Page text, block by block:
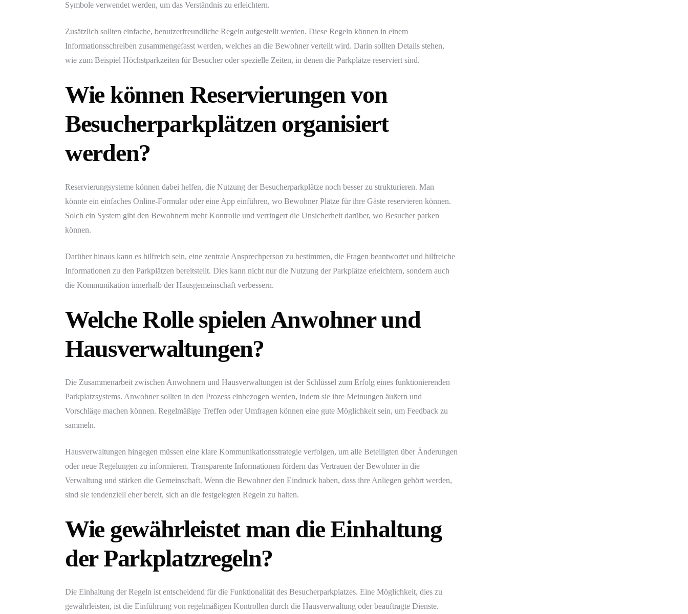
Symbole verwendet werden, um das Verständnis zu erleichtern.
Zusätzlich sollten einfache, benutzerfreundliche Regeln aufgestellt werden. Diese Regeln können in einem
Informationsschreiben zusammengefasst werden, welches an die Bewohner verteilt wird. Darin sollten Details stehen,
wie zum Beispiel Höchstparkzeiten für Besucher oder spezielle Zeiten, in denen die Parkplätze reserviert sind.
Wie können Reservierungen von
Besucherparkplätzen organisiert
werden?
Reservierungsysteme können dabei helfen, die Nutzung der Besucherparkplätze noch besser zu strukturieren. Man
könnte ein einfaches Online-Formular oder eine App einführen, wo Bewohner Plätze für ihre Gäste reservieren können.
Solch ein System gibt den Bewohnern mehr Kontrolle und verringert die Unsicherheit darüber, wo Besucher parken
können.
Darüber hinaus kann es hilfreich sein, eine zentrale Ansprechperson zu bestimmen, die Fragen beantwortet und hilfreiche
Informationen zu den Parkplätzen bereitstellt. Dies kann nicht nur die Nutzung der Parkplätze erleichtern, sondern auch
die Kommunikation innerhalb der Hausgemeinschaft verbessern.
Welche Rolle spielen Anwohner und
Hausverwaltungen?
Die Zusammenarbeit zwischen Anwohnern und Hausverwaltungen ist der Schlüssel zum Erfolg eines funktionierenden
Parkplatzsystems. Anwohner sollten in den Prozess einbezogen werden, indem sie ihre Meinungen äußern und
Vorschläge machen können. Regelmäßige Treffen oder Umfragen können eine gute Möglichkeit sein, um Feedback zu
sammeln.
Hausverwaltungen hingegen müssen eine klare Kommunikationsstrategie verfolgen, um alle Beteiligten über Änderungen
oder neue Regelungen zu informieren. Transparente Informationen fördern das Vertrauen der Bewohner in die
Verwaltung und stärken die Gemeinschaft. Wenn die Bewohner den Eindruck haben, dass ihre Anliegen gehört werden,
sind sie tendenziell eher bereit, sich an die festgelegten Regeln zu halten.
Wie gewährleistet man die Einhaltung
der Parkplatzregeln?
Die Einhaltung der Regeln ist entscheidend für die Funktionalität des Besucherparkplatzes. Eine Möglichkeit, dies zu
gewährleisten, ist die Einführung von regelmäßigen Kontrollen durch die Hausverwaltung oder beauftragte Dienste.